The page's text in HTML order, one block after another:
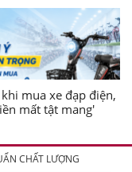
mua xe đạp điện,
mất tật mang'
CHẤT LƯỢNG